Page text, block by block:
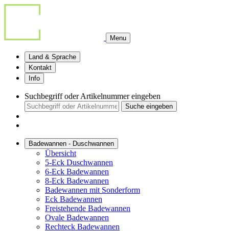
Menu
Land & Sprache
Kontakt
Info
Suchbegriff oder Artikelnummer eingeben
Suche eingeben
Badewannen - Duschwannen
Übersicht
5-Eck Duschwannen
6-Eck Badewannen
8-Eck Badewannen
Badewannen mit Sonderform
Eck Badewannen
Freistehende Badewannen
Ovale Badewannen
Rechteck Badewannen